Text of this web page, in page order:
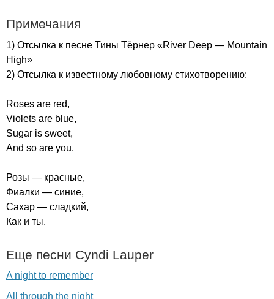
Примечания
1) Отсылка к песне Тины Тёрнер «River Deep — Mountain
High»
2) Отсылка к известному любовному стихотворению:
Roses are red,
Violets are blue,
Sugar is sweet,
And so are you.
Розы — красные,
Фиалки — синие,
Сахар — сладкий,
Как и ты.
Еще песни Cyndi Lauper
A night to remember
All through the night